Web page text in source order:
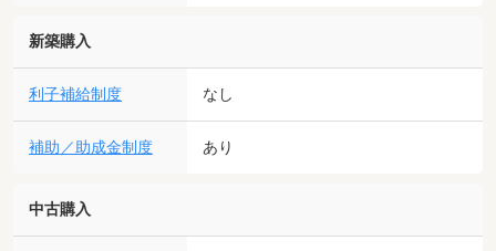
新築購入
利子補給制度 なし
補助／助成金制度 あり
中古購入